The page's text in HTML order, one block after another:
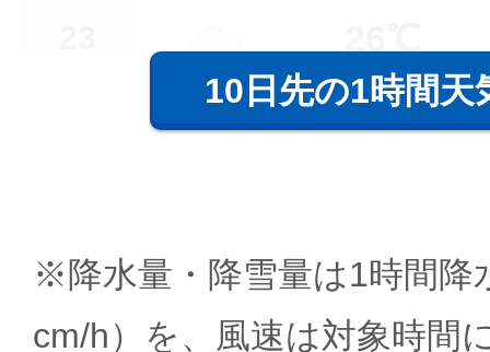
10日先の1時間天
※降水量・降雪量は1時間降
cm/h）を、風速は対象時間